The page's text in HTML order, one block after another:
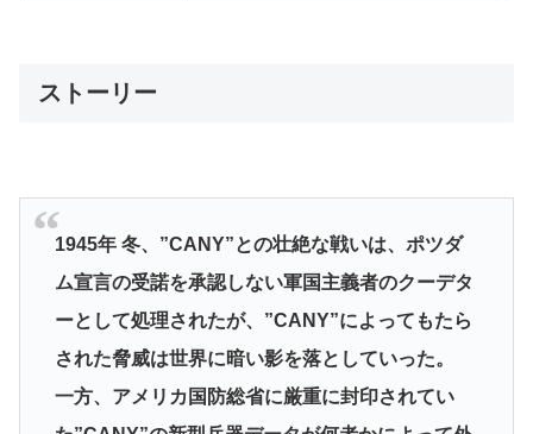
ストーリー
1945年 冬、”CANY”との壮絶な戦いは、ポツダ
ム宣言の受諾を承認しない軍国主義者のクーデタ
ーとして処理されたが、”CANY”によってもたら
された脅威は世界に暗い影を落としていった。
一方、アメリカ国防総省に厳重に封印されてい